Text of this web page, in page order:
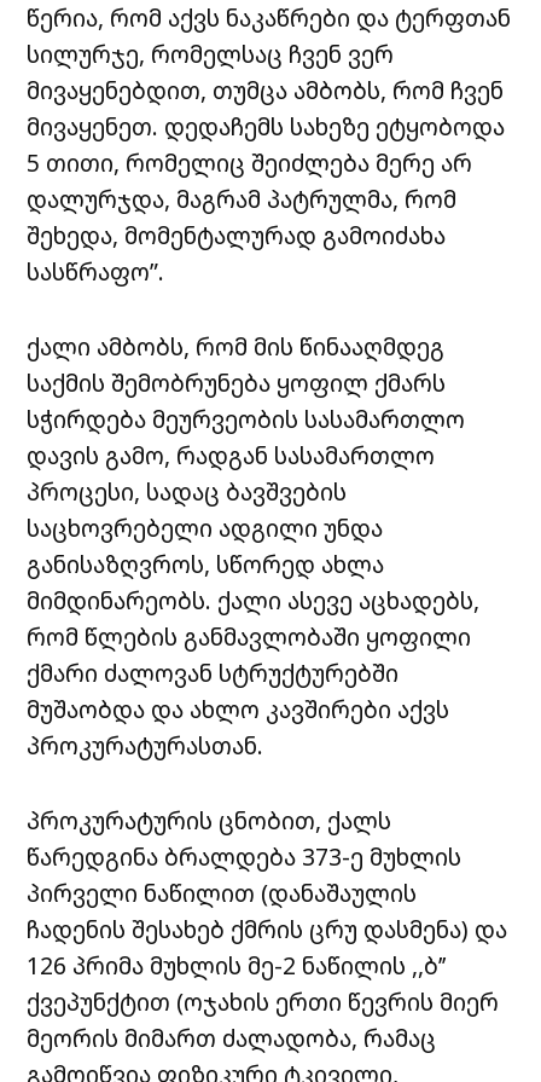
წერია, რომ აქვს ნაკაწრები და ტერფთან
სილურჯე, რომელსაც ჩვენ ვერ
მივაყენებდით, თუმცა ამბობს, რომ ჩვენ
მივაყენეთ. დედაჩემს სახეზე ეტყობოდა
5 თითი, რომელიც შეიძლება მერე არ
დალურჯდა, მაგრამ პატრულმა, რომ
შეხედა, მომენტალურად გამოიძახა
სასწრაფო”.
ქალი ამბობს, რომ მის წინააღმდეგ
საქმის შემობრუნება ყოფილ ქმარს
სჭირდება მეურვეობის სასამართლო
დავის გამო, რადგან სასამართლო
პროცესი, სადაც ბავშვების
საცხოვრებელი ადგილი უნდა
განისაზღვროს, სწორედ ახლა
მიმდინარეობს. ქალი ასევე აცხადებს,
რომ წლების განმავლობაში ყოფილი
ქმარი ძალოვან სტრუქტურებში
მუშაობდა და ახლო კავშირები აქვს
პროკურატურასთან.
პროკურატურის ცნობით, ქალს
წარედგინა ბრალდება 373-ე მუხლის
პირველი ნაწილით (დანაშაულის
ჩადენის შესახებ ქმრის ცრუ დასმენა) და
126 პრიმა მუხლის მე-2 ნაწილის ,,ბ’’
ქვეპუნქტით (ოჯახის ერთი წევრის მიერ
მეორის მიმართ ძალადობა, რამაც
გამოიწვია ფიზიკური ტკივილი,